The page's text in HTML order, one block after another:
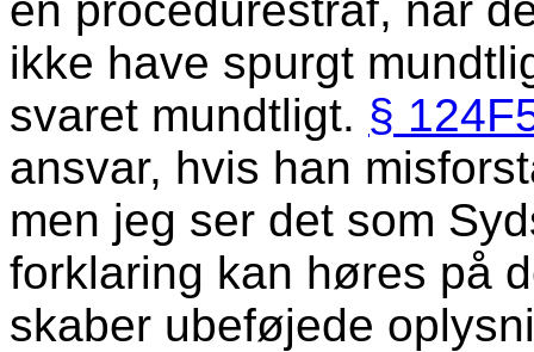
ikke have spurgt
svaret mundtligt. §
ansvar, hvis han
men jeg ser det som
forklaring kan høres på
skaber ubeføjede